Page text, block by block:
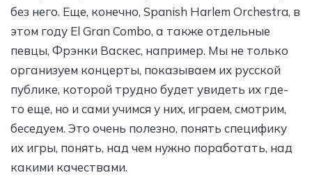
без него. Еще, конечно, Spanish Harlem Orchestra, в
этом году El Gran Combo, а также отдельные
певцы, Фрэнки Васкес, например. Мы не только
организуем концерты, показываем их русской
публике, которой трудно будет увидеть их где-
то еще, но и сами учимся у них, играем, смотрим,
беседуем. Это очень полезно, понять специфику
их игры, понять, над чем нужно поработать, над
какими качествами.